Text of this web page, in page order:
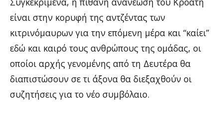
είναι στην κορυφή της αντζέντας των
κιτρινόμαυρων για την επόμενη μέρα και “καίει”
εδώ και καιρό τους ανθρώπους της ομάδας, οι
οποίοι αρχής γενομένης από τη Δευτέρα θα
διαπιστώσουν σε τι άξονα θα διεξαχθούν οι
συζητήσεις για το νέο συμβόλαιο.